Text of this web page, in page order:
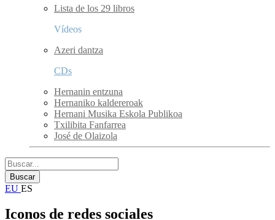
Lista de los 29 libros
Vídeos
Azeri dantza
CDs
Hernanin entzuna
Hernaniko kaldereroak
Hernani Musika Eskola Publikoa
Txilibita Fanfarrea
José de Olaizola
EU ES
Iconos de redes sociales